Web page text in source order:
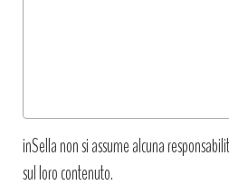
inSella non si assume alcuna
sul loro contenuto.